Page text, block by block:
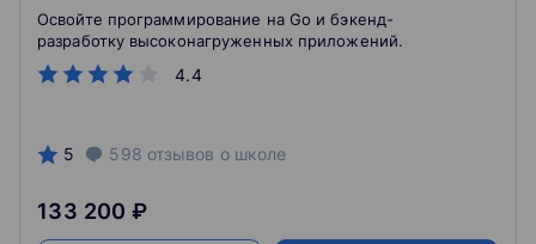
4.4
Освойте программирование на Go и бэкенд-
разработку высоконагруженных приложений.
5 598 отзывов о школе
133 200 ₽